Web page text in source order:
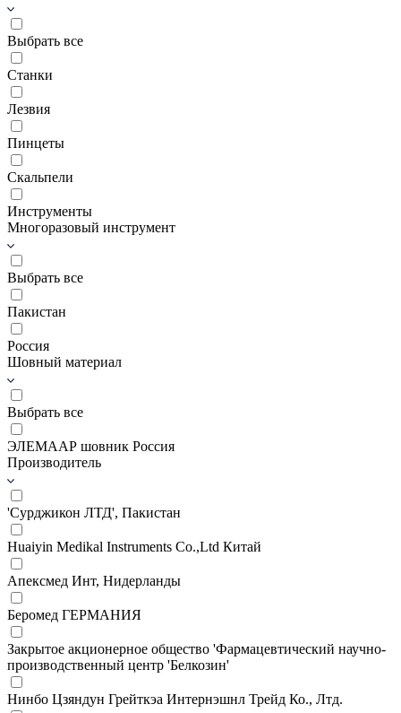
Выбрать все
Станки
Лезвия
Пинцеты
Скальпели
Инструменты
Многоразовый инструмент
Выбрать все
Пакистан
Россия
Шовный материал
Выбрать все
ЭЛЕМААР шовник Россия
Производитель
'Сурджикон ЛТД', Пакистан
Huaiyin Medikal Instruments Co.,Ltd Китай
Апексмед Инт, Нидерланды
Беромед ГЕРМАНИЯ
Закрытое акционерное общество 'Фармацевтический научно-
производственный центр 'Белкозин'
Нинбо Цзяндун Грейткэа Интернэшнл Трейд Ко., Лтд.